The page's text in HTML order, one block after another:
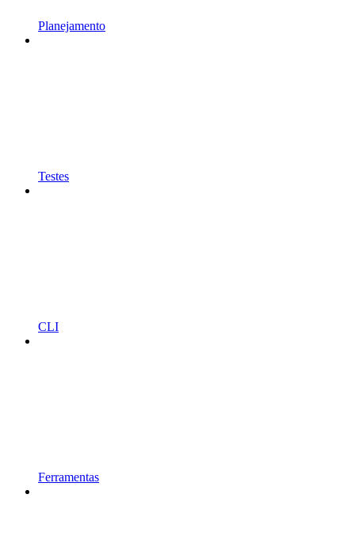
Planejamento
Testes
CLI
Ferramentas